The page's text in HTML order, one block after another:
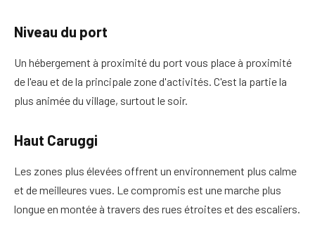
Niveau du port
Un hébergement à proximité du port vous place à proximité
de l'eau et de la principale zone d'activités. C'est la partie la
plus animée du village, surtout le soir.
Haut Caruggi
Les zones plus élevées offrent un environnement plus calme
et de meilleures vues. Le compromis est une marche plus
longue en montée à travers des rues étroites et des escaliers.